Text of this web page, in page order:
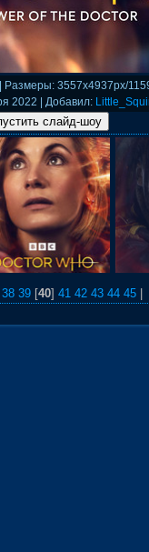
Размеры: 3557x4937px/
2022 | Добавил:
38 39 [40] 41 42 43 44 45